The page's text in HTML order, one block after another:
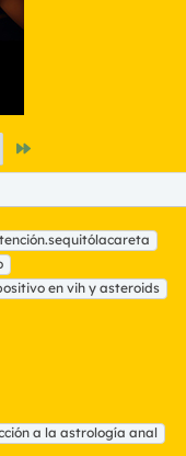
en vih y asteroids
a la astrología anal